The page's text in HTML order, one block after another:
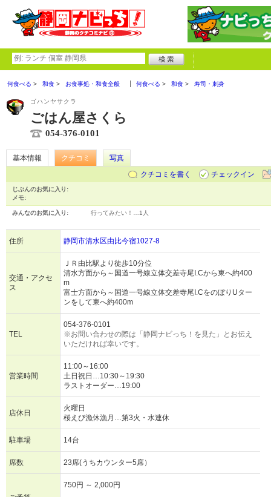
何食べる 和食 お食事処・和食全般 何食べる 和食 寿司・刺身
ゴハンヤサクラ
ごはん屋さくら
054-376-0101
基本情報 クチコミ
写真
クチコミを書く
チェックイン
じぶんのお気に入り:
メモ:
みんなのお気に入り: 行ってみたい！… 1人
住所 静岡市清水区由比今宿1027-8
交通・アクセ
ス
ＪＲ由比駅より徒歩10分位
清水方面から～国道一号線立体交差寺尾I.Cから東へ約400
m
富士方面から～国道一号線立体交差寺尾I.CをのぼりUター
ンをして東へ約400m
TEL
054-376-0101
※お問い合わせの際は「静岡ナビっち！を見た」とお伝え
いただければ幸いです。
営業時間
11:00～16:00
土日祝日…10:30～19:30
ラストオーダー…19:00
店休日
火曜日
桜えび漁休漁月…第3火・水連休
駐車場 14台
席数 23席(うちカウンター5席）
750円 ～ 2,000円